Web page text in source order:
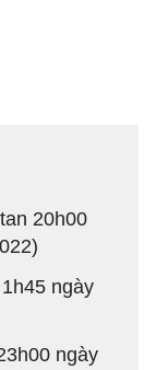
20h00
ngày
ngày